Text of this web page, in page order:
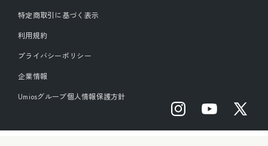
特定商取引に基づく表示
利用規約
プライバシーポリシー
企業情報
Umiosグループ個人情報保護方針
InstagramYouTube X
(Twitter)